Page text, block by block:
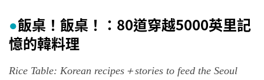
●飯桌！飯桌！：80道穿越5000英里記
憶的韓料理
Rice Table: Korean recipes＋stories to feed the Seoul